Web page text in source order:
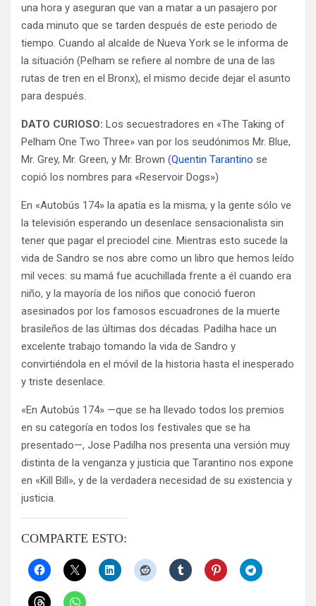
una hora y aseguran que van a matar a un pasajero por
cada minuto que se tarden después de este periodo de
tiempo. Cuando al alcalde de Nueva York se le informa de
la situación (Pelham se refiere al nombre de una de las
rutas de tren en el Bronx), el mismo decide dejar el asunto
para después.
DATO CURIOSO: Los secuestradores en «The Taking of
Pelham One Two Three» van por los seudónimos Mr. Blue,
Mr. Grey, Mr. Green, y Mr. Brown (Quentin Tarantino se
copió los nombres para «Reservoir Dogs»)
En «Autobús 174» la apatía es la misma, y la gente sólo ve
la televisión esperando un desenlace sensacionalista sin
tener que pagar el preciodel cine. Mientras esto sucede la
vida de Sandro se nos abre como un libro que hemos leído
mil veces: su mamá fue acuchillada frente a él cuando era
niño, y la mayoría de los niños que conoció fueron
asesinados por los famosos escuadrones de la muerte
brasileños de las últimas dos décadas. Padilha hace un
excelente trabajo tomando la vida de Sandro y
convirtiéndola en el móvil de la historia hasta el inesperado
y triste desenlace.
«En Autobús 174» —que se ha llevado todos los premios
en su categoría en todos los festivales que se ha
presentado—, Jose Padilha nos presenta una versión muy
distinta de la venganza y justicia que Tarantino nos expone
en «Kill Bill», y de la verdadera necesidad de su existencia y
justicia.
COMPARTE ESTO: